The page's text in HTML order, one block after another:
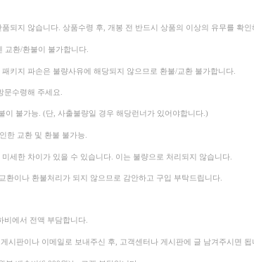
되지 않습니다. 상품수령 후, 개봉 전 반드시 상품의 이상의 유무를 확
교환/환불이 불가합니다.
키지 파손은 불량사유에 해당되지 않으므로 환불/교환 불가합니다.
수령해 주세요.
불가능. (단, 사출불량일 경우 해당런너가 있어야합니다.)
한 교환 및 환불 불가능.
세한 차이가 있을 수 있습니다. 이는 불량으로 처리되지 않습니다.
이나 환불처리가 되지 않으므로 감안하고 구입 부탁드립니다.
에서 전액 부담합니다.
판이나 이메일로 보내주신 후, 고객센터나 게시판에 글 남겨주시면 됩